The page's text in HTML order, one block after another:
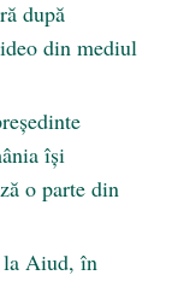
după
din mediul
își
o parte din
la Aiud, în